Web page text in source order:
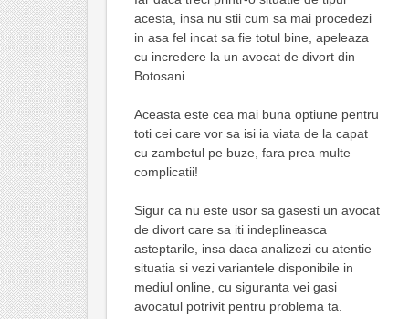
acesta, insa nu stii cum sa mai procedezi
in asa fel incat sa fie totul bine, apeleaza
cu incredere la un avocat de divort din
Botosani.
Aceasta este cea mai buna optiune pentru
toti cei care vor sa isi ia viata de la capat
cu zambetul pe buze, fara prea multe
complicatii!
Sigur ca nu este usor sa gasesti un avocat
de divort care sa iti indeplineasca
asteptarile, insa daca analizezi cu atentie
situatia si vezi variantele disponibile in
mediul online, cu siguranta vei gasi
avocatul potrivit pentru problema ta.